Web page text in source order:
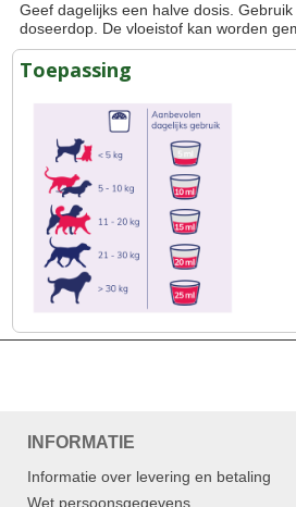
Geef dagelijks een halve dosis.
doseerdop. De vloeistof kan worden
Toepassing
INFORMATIE
Informatie over levering en betaling
Wet persoonsgegevens